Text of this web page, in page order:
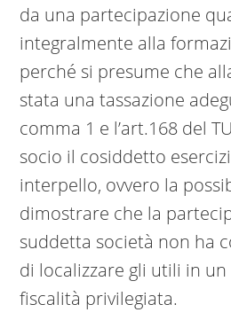
da una partecipazione
integralmente alla
perché si presume che
stata una tassazione
comma 1 e l’art.168 del
socio il cosiddetto
interpello, ovvero la
dimostrare che la
suddetta società non ha
di localizzare gli utili in un
fiscalità privilegiata.